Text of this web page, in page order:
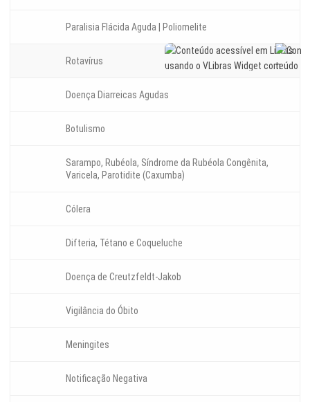
Paralisia Flácida Aguda | Poliomelite
Rotavírus
Doença Diarreicas Agudas
Botulismo
Sarampo, Rubéola, Síndrome da Rubéola Congênita,
Varicela, Parotidite (Caxumba)
Cólera
Difteria, Tétano e Coqueluche
Doença de Creutzfeldt-Jakob
Vigilância do Óbito
Meningites
Notificação Negativa